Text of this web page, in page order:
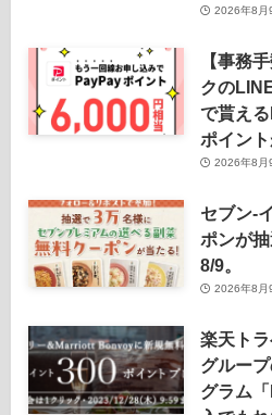
2026年8月
【事務
クの
で貰え
ポイント
2026年8月
セブン‐
ポンが
8/9。
2026年8月
楽天ト
グルー
グラム